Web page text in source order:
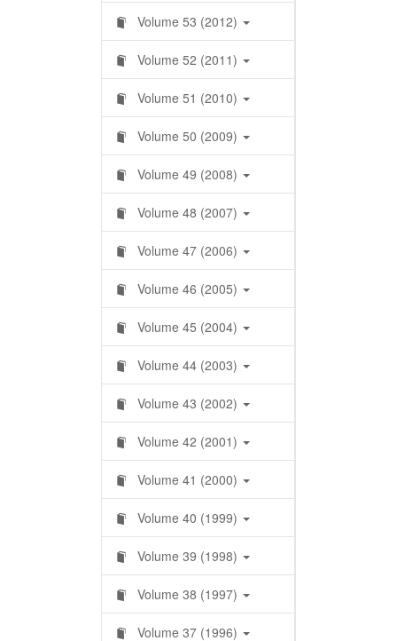
Volume 53 (2012)
Volume 52 (2011)
Volume 51 (2010)
Volume 50 (2009)
Volume 49 (2008)
Volume 48 (2007)
Volume 47 (2006)
Volume 46 (2005)
Volume 45 (2004)
Volume 44 (2003)
Volume 43 (2002)
Volume 42 (2001)
Volume 41 (2000)
Volume 40 (1999)
Volume 39 (1998)
Volume 38 (1997)
Volume 37 (1996)